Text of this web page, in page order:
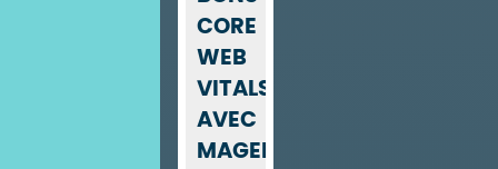
CORE
WEB
VITALS
AVEC
MAGENTO